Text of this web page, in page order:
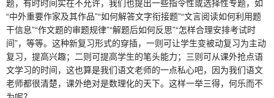
“中外重要作家及其作品”“如何解答文字衔接题”“文言阅读如何利用题
干信息”“作文题的审题规律”“解题后如何反思”“怎样合理安排考试时
间”，等等。这种新复习形式的穿插，一则可让学生变被动复习为主动
复习，提高兴趣；二则可提高学生的笔头能力；三则可从课外抢点语
文学习的时间，这也算是我们语文老师的一点私心吧，因为我们语文
老师都很清楚，课外绝对是数理化的天下。这样一举三得，何乐而不